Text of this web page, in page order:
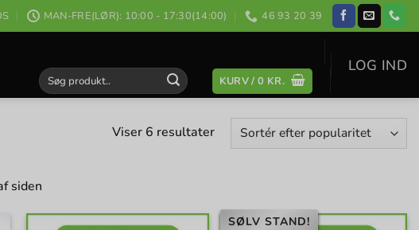
MAN-FRE(LØR): 10:00 - 17:30(14:00) 46 93 20 39
Søg
efter:
KURV /0 KR.
LOG IND
Viser 6 resultaterSorteret
efter
siden
SØLV STAND!